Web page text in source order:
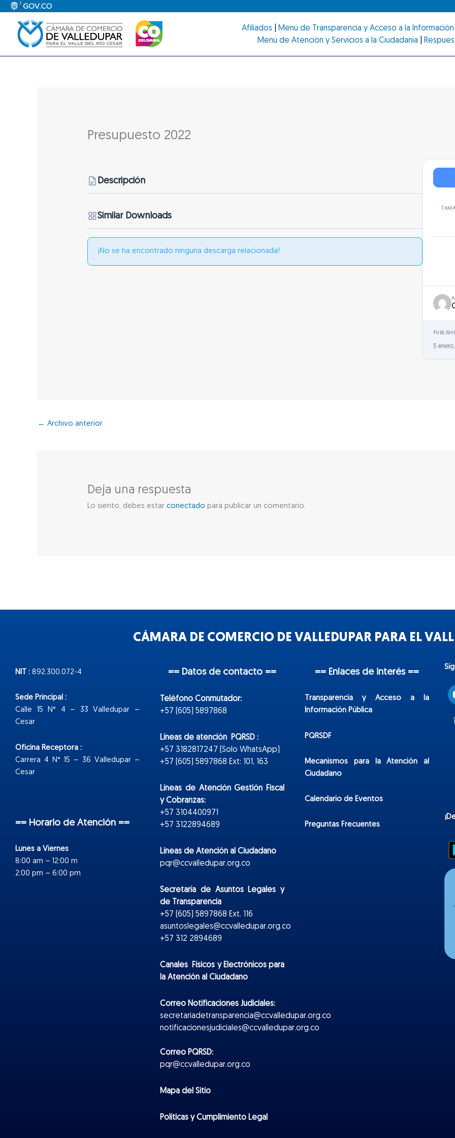
contenido
Afiliados Menú de Transparencia y Acceso a la Información
Menú de Atención y Servicios a la Ciudadanía
Presupuesto 2022
Descripción
Similar Downloads
¡No se ha encontrado ninguna descarga relacionada!
5
← Archivo anterior
Deja una respuesta
Lo siento, debes estarconectado para publicar un comentario.
CÁMARA DE COMERCIO DE VALLEDUPAR PARA EL
NIT : 892.300.072-4
Sede Principal :
Calle 15 N° 4 – 33 Valledupar –
Cesar
Oficina Receptora :
Carrera 4 N° 15 – 36 Valledupar –
Cesar
== Horario de Atención ==
Lunes a Viernes
8:00 am – 12:00 m
2:00 pm – 6:00 pm
== Datos de contacto ==
Teléfono Conmutador:
+57 (605) 5897868
Líneas de atención PQRSD :
+57 3182817247 (Solo WhatsApp)
+57 (605) 5897868 Ext: 101, 163
Líneas de Atención Gestión Fiscal
y Cobranzas:
+57 3104400971
+57 3122894689
Líneas de Atención al Ciudadano
pqr@ccvalledupar.org.co
Secretaría de Asuntos Legales y
de Transparencia
+57 (605) 5897868 Ext. 116
asuntoslegales@ccvalledupar.org.co
+57 312 2894689
Canales Físicos yElectrónicospara
la Atención al Ciudadano
Correo Notificaciones Judiciales:
secretariadetransparencia@ccvalledupar.org.co
notificacionesjudiciales@ccvalledupar.org.co
Correo PQRSD:
pqr@ccvalledupar.org.co
Mapa del Sitio
Políticas y Cumplimiento Legal
== Enlaces de interés ==
Transparencia y Acceso a la
Información Pública
PQRSDF
Mecanismos para la Atención al
Ciudadano
Calendario de Eventos
Preguntas Frecuentes